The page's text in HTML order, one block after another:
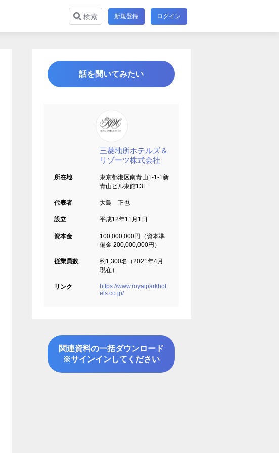
検索 新規登録 ログイン
話を聞いてみたい
三菱地所ホテルズ＆
リゾーツ株式会社
所在地
東京都港区南青山1-1-1新
青山ビル東館13F
代表者 大島 正也
設立 平成12年11月1日
資本金
100,000,000円（資本準
備金 200,000,000円）
従業員数
約1,300名（2021年4月
現在）
リンク
https://www.royalparkhot
els.co.jp/
関連資料の一括ダウンロード
※サインインしてください